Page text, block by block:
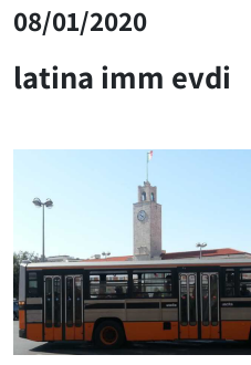
08/01/2020
latina imm evdi